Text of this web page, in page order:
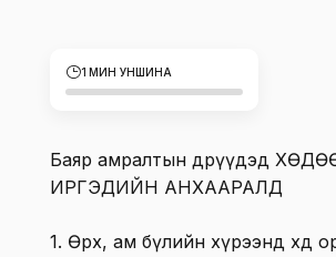
1 МИН УНШИНА
Баяр амралтын өдрүүдэд
ИРГЭДИЙН АНХААРАЛД
1. Өрх, ам бүлийн хүрээнд